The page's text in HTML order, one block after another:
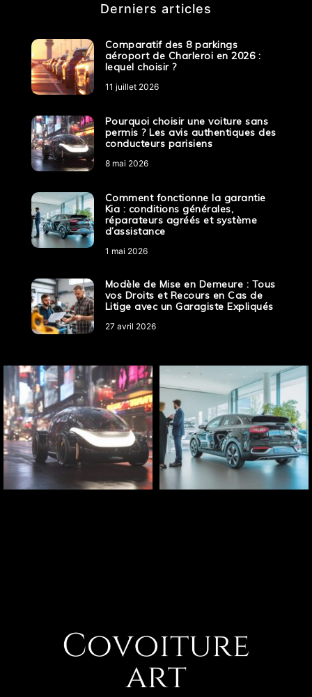
Derniers articles
Comparatif des 8 parkings
aéroport de Charleroi en 2026 :
lequel choisir ?
11 juillet 2026
Pourquoi choisir une voiture sans
permis ? Les avis authentiques des
conducteurs parisiens
8 mai 2026
Comment fonctionne la garantie
Kia : conditions générales,
réparateurs agréés et système
d’assistance
1 mai 2026
Modèle de Mise en Demeure : Tous
vos Droits et Recours en Cas de
Litige avec un Garagiste Expliqués
27 avril 2026